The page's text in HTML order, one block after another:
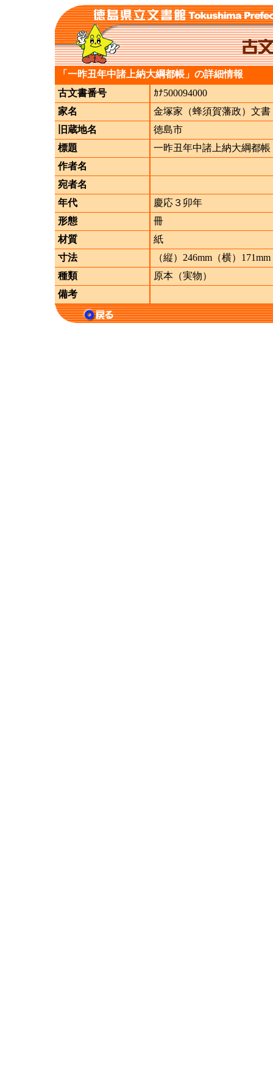
「一昨丑年中諸上納大綱都帳」の詳細情報
古文書番号
ｶﾅ500094000
家名
金塚家（蜂須賀藩政）文書
旧蔵地名
徳島市
標題
一昨丑年中諸上納大綱都帳
作者名
宛者名
年代
慶応３卯年
形態
冊
材質
紙
寸法
（縦）246mm（横）171mm
種類
原本（実物）
備考